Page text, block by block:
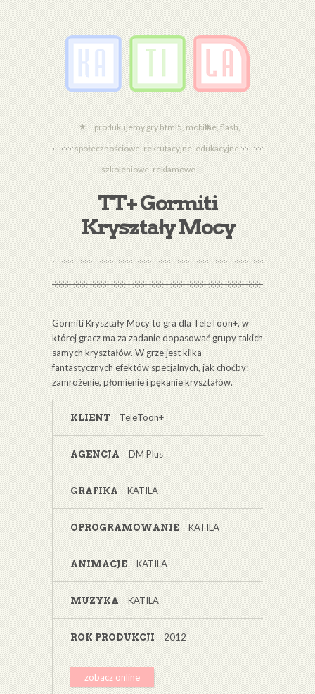
produkujemy gry html5, mobilne, flash,
społecznościowe, rekrutacyjne, edukacyjne,
szkoleniowe, reklamowe
TT+ Gormiti
Kryształy Mocy
Gormiti Kryształy Mocy to gra dla TeleToon+, w
której gracz ma za zadanie dopasować grupy takich
samych kryształów. W grze jest kilka
fantastycznych efektów specjalnych, jak choćby:
zamrożenie, płomienie i pękanie kryształów.
KLIENT TeleToon+
AGENCJA DM Plus
GRAFIKA KATILA
OPROGRAMOWANIE KATILA
ANIMACJE KATILA
MUZYKA KATILA
ROK PRODUKCJI 2012
zobacz online